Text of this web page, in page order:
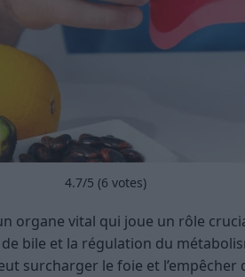
4.7/5 (6 votes)
organe vital qui joue un rôle
bile et la régulation du
surcharger le foie et